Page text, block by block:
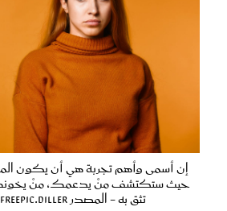
إن أسمى وأهم تجربة هي أن يكون
حيث ستكتشف منْ يدعمك، منْ
تثق به - المصدر freepik by freepic.diller